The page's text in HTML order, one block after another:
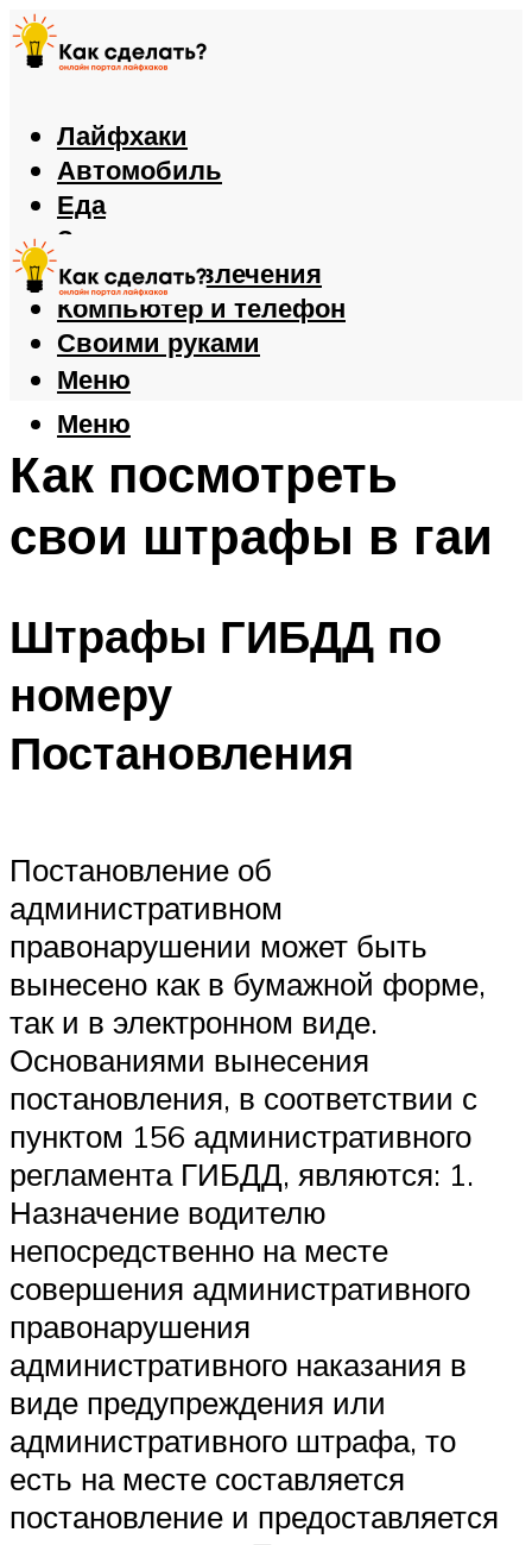
Лайфхаки
Автомобиль
Еда
Здоровье
Игры и развлечения
Компьютер и телефон
Своими руками
Меню
Меню
Как посмотреть
свои штрафы в гаи
Штрафы ГИБДД по
номеру
Постановления
Постановление об
административном
правонарушении может быть
вынесено как в бумажной форме,
так и в электронном виде.
Основаниями вынесения
постановления, в соответствии с
пунктом 156 административного
регламента ГИБДД, являются: 1.
Назначение водителю
непосредственно на месте
совершения административного
правонарушения
административного наказания в
виде предупреждения или
административного штрафа, то
есть на месте составляется
постановление и предоставляется